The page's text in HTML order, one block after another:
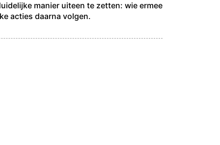
manier uiteen te zetten: wie ermee
acties daarna volgen.